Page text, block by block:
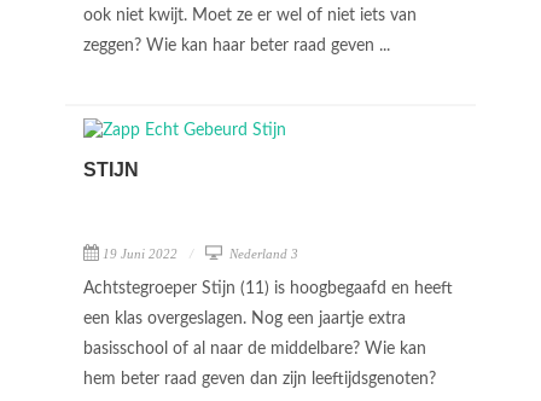
ook niet kwijt. Moet ze er wel of niet iets van
zeggen? Wie kan haar beter raad geven ...
STIJN
19 Juni 2022 Nederland 3
Achtstegroeper Stijn (11) is hoogbegaafd en heeft
een klas overgeslagen. Nog een jaartje extra
basisschool of al naar de middelbare? Wie kan
hem beter raad geven dan zijn leeftijdsgenoten?